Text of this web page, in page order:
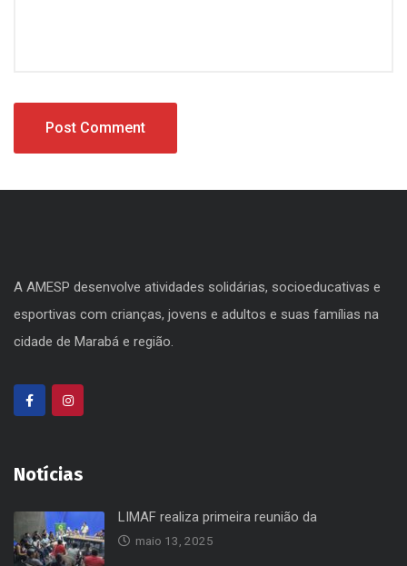
A AMESP desenvolve atividades solidárias, socioeducativas e
esportivas com crianças, jovens e adultos e suas famílias na
cidade de Marabá e região.
Notícias
LIMAF realiza primeira reunião da
maio 13, 2025